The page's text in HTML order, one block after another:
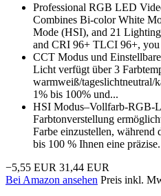
Professional RGB LED
Combines Bi-color White
Mode (HSI), and 21
and CRI 96+ TLCI 96+, you
CCT Modus und
Licht verfügt über 3
warmweiß/tageslichtneutral/
1% bis 100% und...
HSI Modus–Vollfarb-RGB-
Farbtonverstellung
Farbe einzustellen,
bis 100 % Ihnen eine
−5,55 EUR 31,44 EUR
Bei Amazon ansehen Preis inkl.